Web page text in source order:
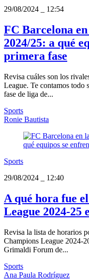
29/08/2024 12:54
FC Barcelona
2024/25: a qué
primera fase
Revisa cuáles son los
League. Te contamos todo
fase de liga de...
Sports
Ronie Bautista
Sports
29/08/2024
12:40
A qué hora fue
League 2024-25
Revisa la lista de horarios
Champions League 2024-
Grimaldi Forum de...
Sports
Ana Paula Rodríguez